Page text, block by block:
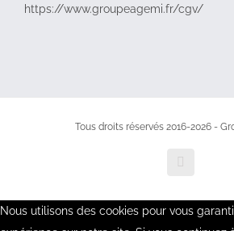
https://www.groupeagemi.fr/cgv/
Tous droits réservés 2016-2026 -
LinkedIn
Nous utilisons des cookies pour vous